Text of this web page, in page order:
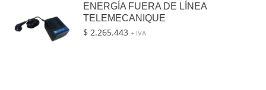
ENERGÍA FUERA DE LÍNEA
TELEMECANIQUE
$ 2.265.443 + IVA